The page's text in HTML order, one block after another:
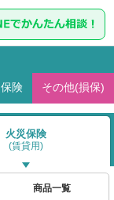
保険 その他(損保)
火災保険
(賃貸用)
商品一覧